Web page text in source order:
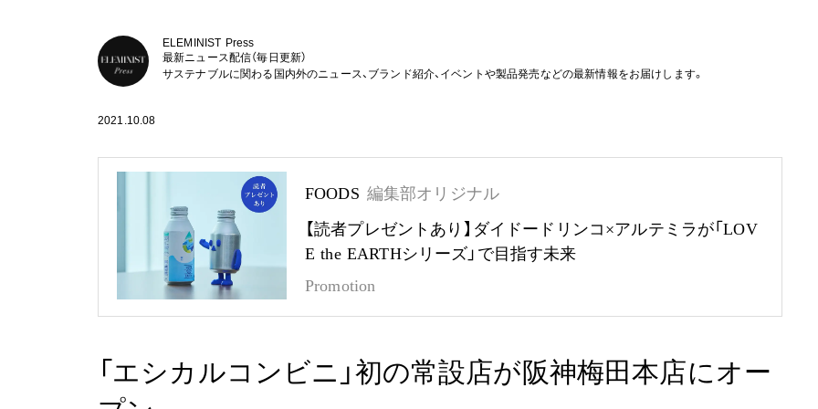
ELEMINIST Press
最新ニュース配信（毎日更新）
サステナブルに関わる国内外のニュース、ブランド紹介、イベントや製品発売などの最新情報をお届けします。
2021.10.08
FOODS 編集部オリジナル
【読者プレゼントあり】ダイドードリンコ×アルテミラが「LOV
E the EARTHシリーズ」で目指す未来
Promotion
「エシカルコンビニ」初の常設店が阪神梅田本店にオー